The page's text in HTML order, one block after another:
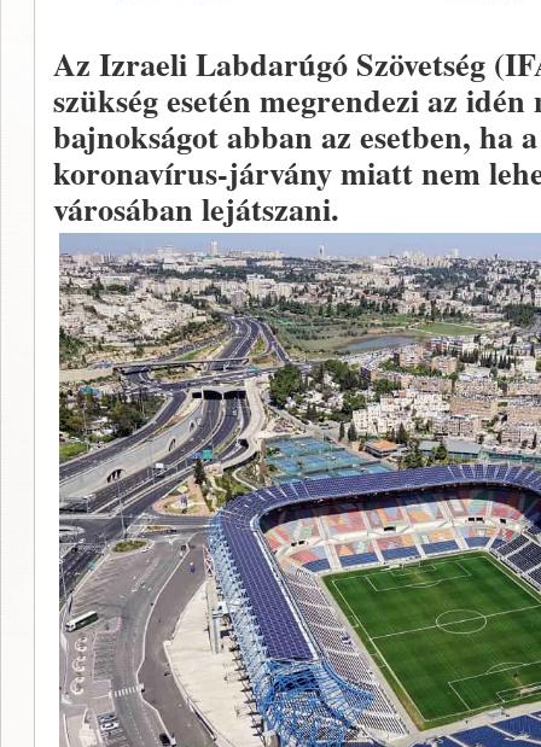
Az Izraeli Labdarúgó Szövetség
szükség esetén megrendezi az
bajnokságot abban az esetben, ha
koronavírus-járvány miatt nem
városában lejátszani.